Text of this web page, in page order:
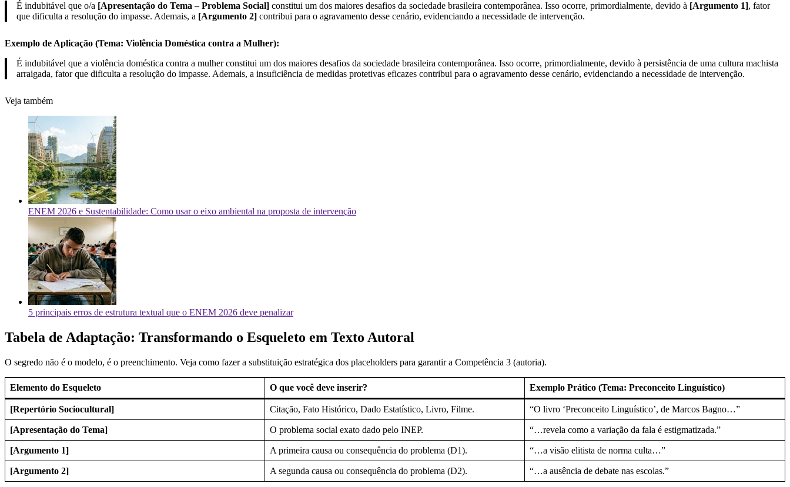
É indubitável que o/a [Apresentação do Tema – Problema Social] constitui um dos maiores desafios da sociedade brasileira contemporânea. Isso ocorre, primordialmente, devido à [Argumento 1], fator
que dificulta a resolução do impasse. Ademais, a [Argumento 2] contribui para o agravamento desse cenário, evidenciando a necessidade de intervenção.
Exemplo de Aplicação (Tema: Violência Doméstica contra a Mulher):
É indubitável que a violência doméstica contra a mulher constitui um dos maiores desafios da sociedade brasileira contemporânea. Isso ocorre, primordialmente, devido à persistência de uma cultura machista
arraigada, fator que dificulta a resolução do impasse. Ademais, a insuficiência de medidas protetivas eficazes contribui para o agravamento desse cenário, evidenciando a necessidade de intervenção.
Veja também
ENEM 2026 e Sustentabilidade: Como usar o eixo ambiental na proposta de intervenção
5 principais erros de estrutura textual que o ENEM 2026 deve penalizar
Tabela de Adaptação: Transformando o Esqueleto em Texto Autoral
O segredo não é o modelo, é o preenchimento. Veja como fazer a substituição estratégica dos placeholders para garantir a Competência 3 (autoria).
Elemento do Esqueleto O que você deve inserir? Exemplo Prático (Tema: Preconceito Linguístico)
[Repertório Sociocultural] Citação, Fato Histórico, Dado Estatístico, Livro, Filme. “O livro ‘Preconceito Linguístico’, de Marcos Bagno…”
[Apresentação do Tema] O problema social exato dado pelo INEP. “…revela como a variação da fala é estigmatizada.”
[Argumento 1] A primeira causa ou consequência do problema (D1). “…a visão elitista de norma culta…”
[Argumento 2] A segunda causa ou consequência do problema (D2). “…a ausência de debate nas escolas.”